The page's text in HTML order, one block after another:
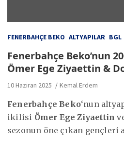
FENERBAHÇE BEKO ALTYAPILAR BGL
Fenerbahçe Beko’nun
Ömer Ege Ziyaettin &
10 Haziran 2025 Kemal Erdem
Fenerbahçe Beko‘nun
ikilisi Ömer Ege Ziyaettin
sezonun öne çıkan gençleri